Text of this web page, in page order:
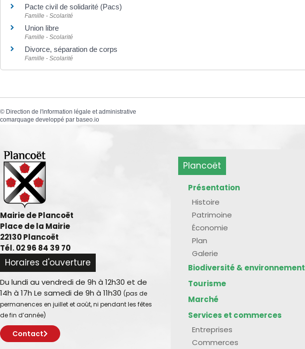
Pacte civil de solidarité (Pacs)
Famille - Scolarité
Union libre
Famille - Scolarité
Divorce, séparation de corps
Famille - Scolarité
© Direction de l'information légale et administrative
comarquage developpé par baseo.io
Mairie de Plancoët
Place de la Mairie
22130 Plancoët
Tél. 02 96 84 39 70
Horaires d'ouverture
Du lundi au vendredi de 9h à 12h30 et de
14h à 17h Le samedi de 9h à 11h30 (pas de
permanences en juillet et août, ni pendant les fêtes
de fin d’année)
Contact
Plancoët
Présentation
Histoire
Patrimoine
Économie
Plan
Galerie
Biodiversité & environnement
Tourisme
Marché
Services et commerces
Entreprises
Commerces